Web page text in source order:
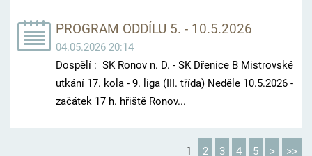
PROGRAM ODDÍLU 5. - 10.5.2026
04.05.2026 20:14
Dospělí : SK Ronov n. D. - SK Dřenice B Mistrovské
utkání 17. kola - 9. liga (III. třída) Neděle 10.5.2026 -
začátek 17 h. hřiště Ronov...
1 2 3 4 5 > >>